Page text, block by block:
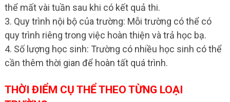
thể mất vài tuần sau khi có kết quả thi.
3. Quy trình nội bộ của trường: Mỗi trường có thể có
quy trình riêng trong việc hoàn thiện và trả học bạ.
4. Số lượng học sinh: Trường có nhiều học sinh có thể
cần thêm thời gian để hoàn tất quá trình.
THỜI ĐIỂM CỤ THỂ THEO TỪNG LOẠI